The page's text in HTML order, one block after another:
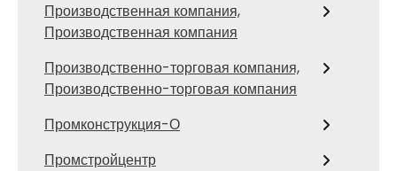
Производственная компания,
Производственная компания
Производственно-торговая компания,
Производственно-торговая компания
Промконструкция-О
Промстройцентр